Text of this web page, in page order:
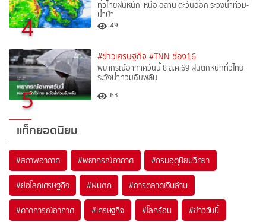
4
ทั่วไทยฝนหนัก เหนือ อีสาน ตะวันออก ระวังน้ำท่วม-
น้ำป่า
49
5
#ข่าวเศรษฐกิจ #TNN ช่อง16
พยากรณ์อากาศวันนี้ 8 ส.ค.69 ฝนตกหนักทั่วไทย
ระวังน้ำท่วมฉับพลัน
63
แท็กยอดนิยม
#สภาพอากาศ #พยากรณ์อากาศ #กรมอุตุนิยมวิทยา
#ย่อโลกเศรษฐกิจ #ฝนตก #การตลาดเงินล้าน
#คาดการณ์อากาศ #เศรษฐกิจ #โลกร้อน #ข่าววันนี้